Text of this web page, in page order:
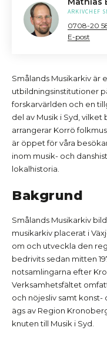
ARKIVCHEF
0708-20
E-post
Smålands Musikarkiv är
utbildningsinstitutioner
forskarvärlden och en
del av Musik i Syd,
arrangerar Korrö
är öppet för våra
inom musik- och
lokalhistoria.
Bakgrund
Smålands Musikarkiv
musikarkiv placerat i
om och utveckla den
bedrivits sedan mitten
notsamlingarna efter
Verksamhetsfältet
och nöjesliv samt konst-
ägs av Region
knuten till Musik i Syd.